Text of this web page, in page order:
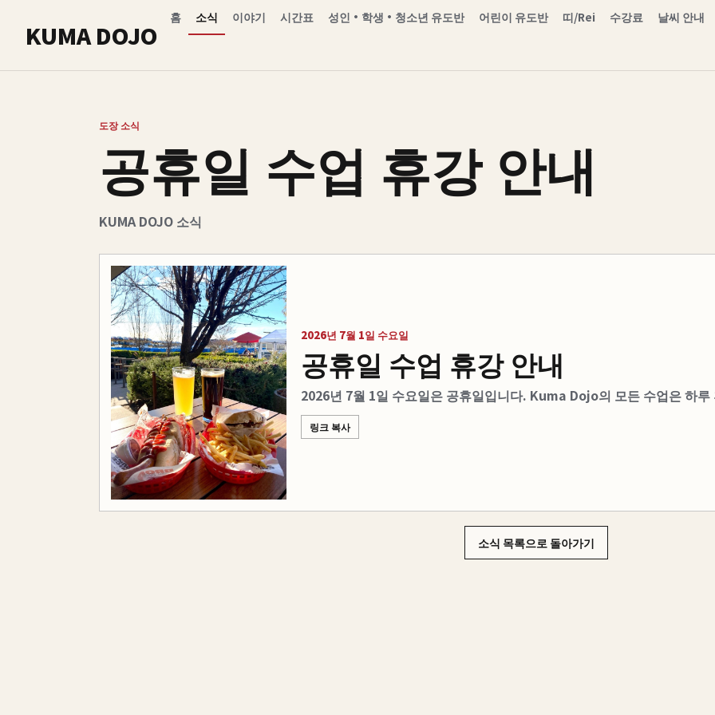
KUMA DOJO
홈 소식 이야기 시간표 성인·학생·청소년 유도반 어린이 유도반 띠/Rei 수강료 날씨 안내
도장 소식
공휴일 수업 휴강 안내
KUMA DOJO 소식
2026년 7월 1일 수요일
공휴일 수업 휴강 안내
2026년 7월 1일 수요일은 공휴일입니다. Kuma Dojo의 모든 수업은 하루
링크 복사
소식 목록으로 돌아가기